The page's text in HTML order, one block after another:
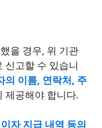
을 경우, 위 기관
신고할 수 있습니
의 이름, 연락처, 주
제공해야 합니다.
자 지급 내역 등의